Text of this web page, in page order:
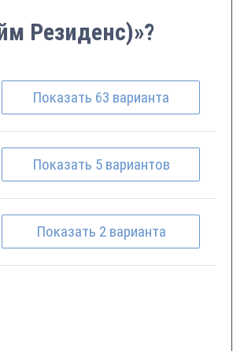
Резиденс)»?
Показать 63 варианта
Показать 5 вариантов
Показать 2 варианта